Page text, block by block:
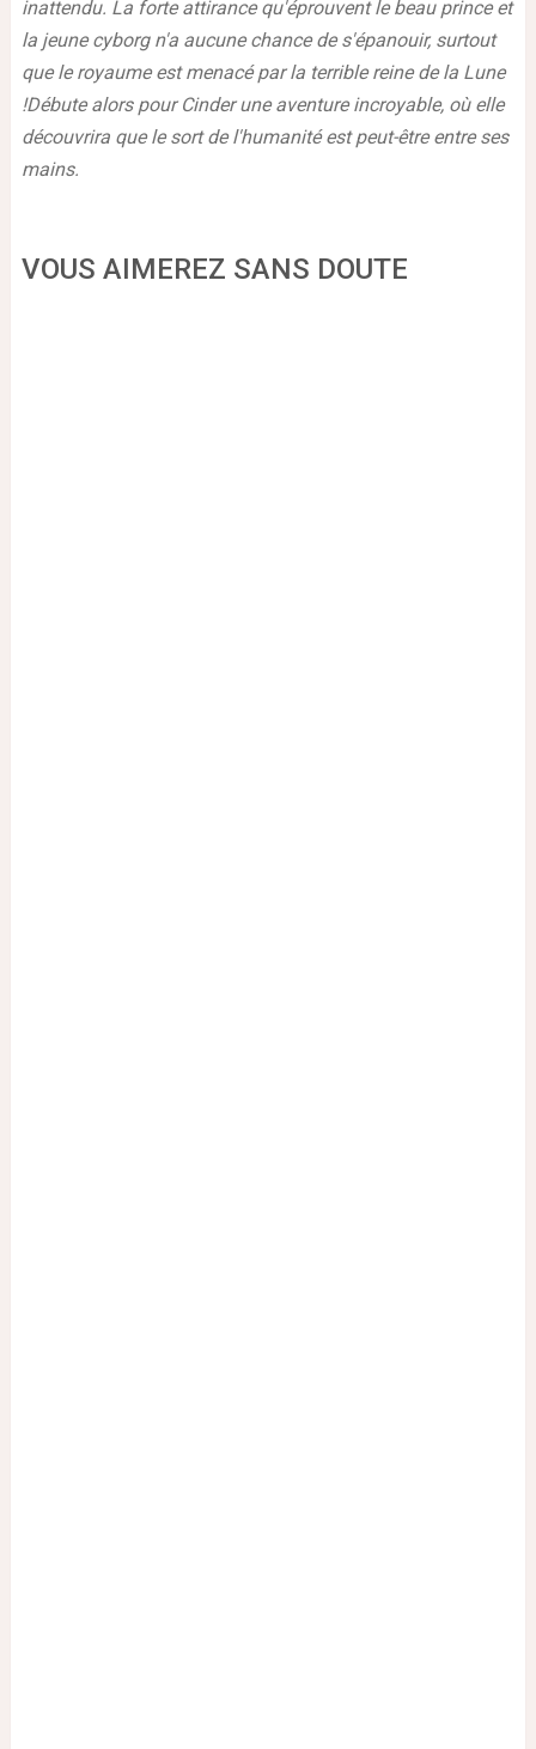
inattendu. La forte attirance qu'éprouvent le beau prince et
la jeune cyborg n'a aucune chance de s'épanouir, surtout
que le royaume est menacé par la terrible reine de la Lune
!Débute alors pour Cinder une aventure incroyable, où elle
découvrira que le sort de l'humanité est peut-être entre ses
mains.
VOUS AIMEREZ SANS DOUTE